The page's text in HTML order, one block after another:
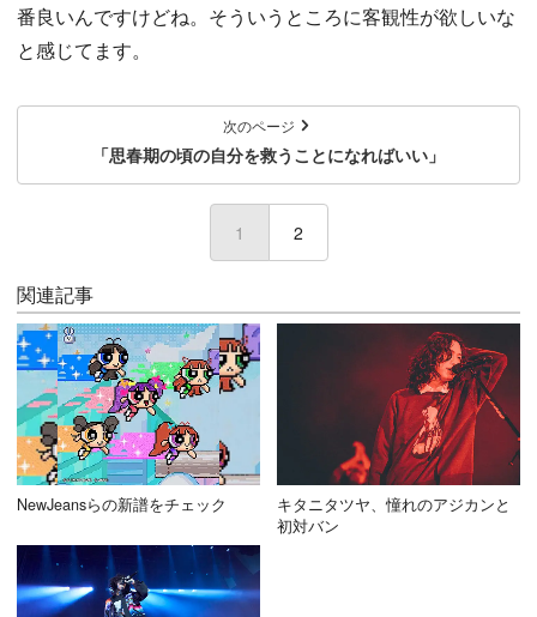
番良いんですけどね。そういうところに客観性が欲しいな
と感じてます。
次のページ
「思春期の頃の自分を救うことになればいい」
1 (current)
2
関連記事
NewJeansらの新譜をチェック
キタニタツヤ、憧れのアジカンと
初対バン